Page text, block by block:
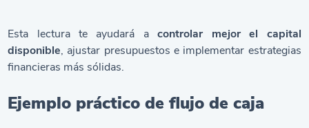
Esta lectura te ayudará acontrolar mejor el capital
disponible, ajustar presupuestos e implementar estrategias
financieras más sólidas.
Ejemplo práctico de flujo de caja